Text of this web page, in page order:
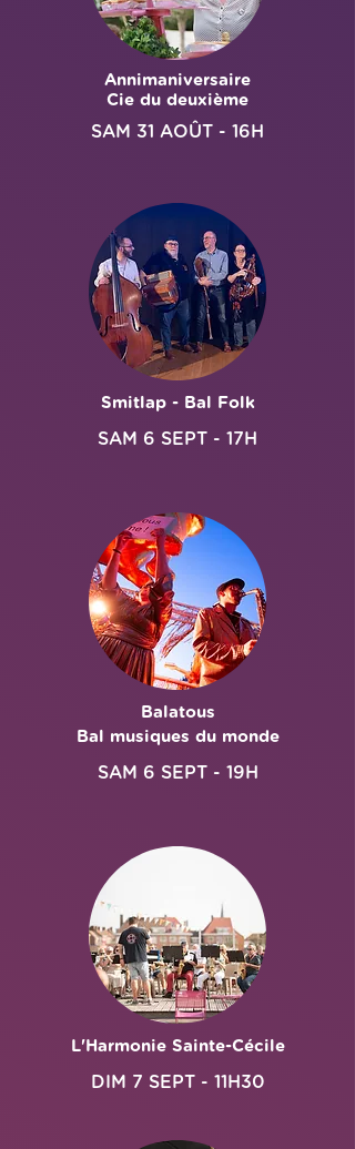
Annimaniversaire
Cie du deuxième
SAM 31 AOÛT - 16H
Smitlap - Bal Folk
SAM 6 SEPT - 17H
Balatous
Bal musiques du monde
SAM 6 SEPT - 19H
L'Harmonie Sainte-Cécile
DIM 7 SEPT - 11H30